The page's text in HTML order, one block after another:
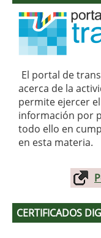
El portal de
acerca de la
permite ejercer
información por
todo ello en
en esta materia.
CERTIFICADOS